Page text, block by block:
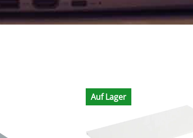
Auf Lager